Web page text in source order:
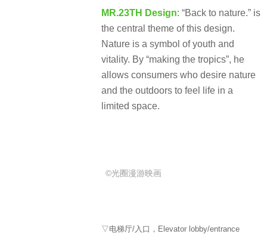
MR.23TH Design: “Back to nature.” is
the central theme of this design.
Nature is a symbol of youth and
vitality. By “making the tropics”, he
allows consumers who desire nature
and the outdoors to feel life in a
limited space.
©光圈漫游映画
▽电梯厅/入口，Elevator lobby/entrance